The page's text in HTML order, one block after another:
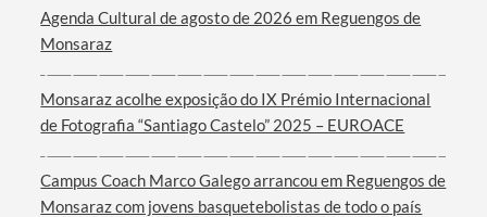
Agenda Cultural de agosto de 2026 em Reguengos de
Monsaraz
Monsaraz acolhe exposição do IX Prémio Internacional
de Fotografia “Santiago Castelo” 2025 – EUROACE
Campus Coach Marco Galego arrancou em Reguengos de
Monsaraz com jovens basquetebolistas de todo o país